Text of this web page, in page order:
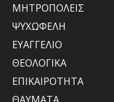
ΜΗΤΡΟΠΟΛΕΙΣ
ΨΥΧΩΦΕΛΗ
ΕΥΑΓΓΕΛΙΟ
ΘΕΟΛΟΓΙΚΑ
ΕΠΙΚΑΙΡΟΤΗΤΑ